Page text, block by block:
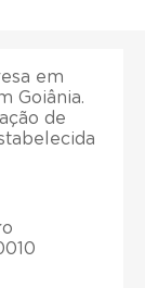
em
Goiânia.
de